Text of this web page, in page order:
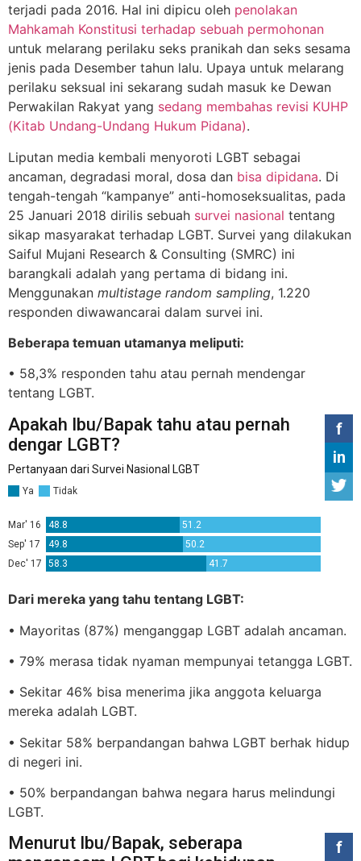
terjadi pada 2016. Hal ini dipicu oleh penolakan
Mahkamah Konstitusi terhadap sebuah permohonan
untuk melarang perilaku seks pranikah dan seks sesama
jenis pada Desember tahun lalu. Upaya untuk melarang
perilaku seksual ini sekarang sudah masuk ke Dewan
Perwakilan Rakyat yang sedang membahas revisi KUHP
(Kitab Undang-Undang Hukum Pidana).
Liputan media kembali menyoroti LGBT sebagai
ancaman, degradasi moral, dosa dan bisa dipidana. Di
tengah-tengah “kampanye” anti-homoseksualitas, pada
25 Januari 2018 dirilis sebuah survei nasional tentang
sikap masyarakat terhadap LGBT. Survei yang dilakukan
Saiful Mujani Research & Consulting (SMRC) ini
barangkali adalah yang pertama di bidang ini.
Menggunakan multistage random sampling, 1.220
responden diwawancarai dalam survei ini.
Beberapa temuan utamanya meliputi:
• 58,3% responden tahu atau pernah mendengar
tentang LGBT.
Dari mereka yang tahu tentang LGBT:
• Mayoritas (87%) menganggap LGBT adalah ancaman.
• 79% merasa tidak nyaman mempunyai tetangga LGBT.
• Sekitar 46% bisa menerima jika anggota keluarga
mereka adalah LGBT.
• Sekitar 58% berpandangan bahwa LGBT berhak hidup
di negeri ini.
• 50% berpandangan bahwa negara harus melindungi
LGBT.